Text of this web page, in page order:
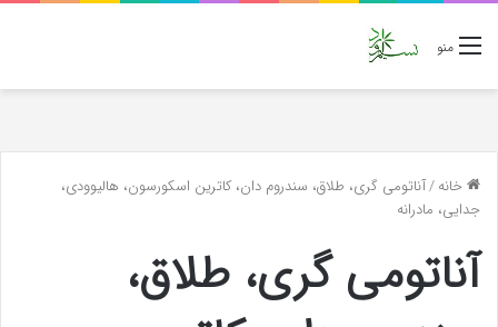
منو
خانه/آناتومی گری، طلاق، سندروم دان، کاترین اسکورسون، هالیوودی،
جدایی، مادرانه
آناتومی گری، طلاق،